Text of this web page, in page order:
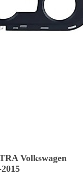
Volkswagen